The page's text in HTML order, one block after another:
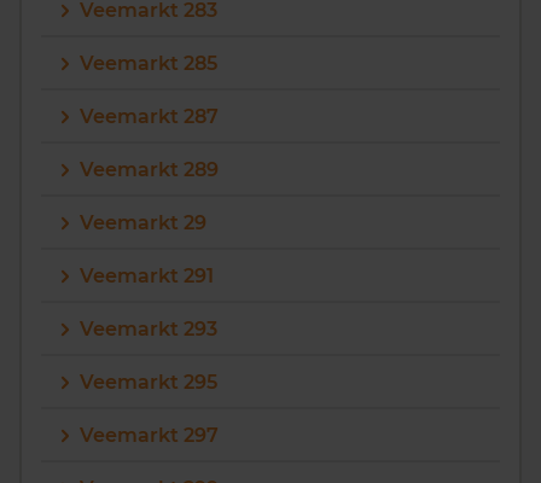
Veemarkt 283
Veemarkt 285
Veemarkt 287
Veemarkt 289
Veemarkt 29
Veemarkt 291
Veemarkt 293
Veemarkt 295
Veemarkt 297